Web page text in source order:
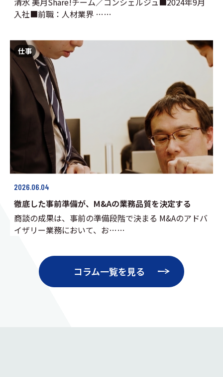
入社■前職：人材業界 ……
2026.06.04
徹底した事前準備が、M&Aの業務品質を決定する
商談の成果は、事前の準備段階で決まる M&Aのアドバ
イザリー業務において、お……
仕事
コラム一覧を見る